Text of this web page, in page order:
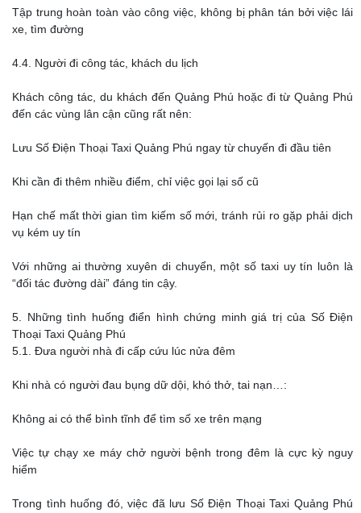
Tập trung hoàn toàn vào công việc, không bị phân tán bởi việc lái
xe, tìm đường
4.4. Người đi công tác, khách du lịch
Khách công tác, du khách đến Quảng Phú hoặc đi từ Quảng Phú
đến các vùng lân cận cũng rất nên:
Lưu Số Điện Thoại Taxi Quảng Phú ngay từ chuyến đi đầu tiên
Khi cần đi thêm nhiều điểm, chỉ việc gọi lại số cũ
Hạn chế mất thời gian tìm kiếm số mới, tránh rủi ro gặp phải dịch
vụ kém uy tín
Với những ai thường xuyên di chuyển, một số taxi uy tín luôn là
“đối tác đường dài” đáng tin cậy.
5. Những tình huống điển hình chứng minh giá trị của Số Điện
Thoại Taxi Quảng Phú
5.1. Đưa người nhà đi cấp cứu lúc nửa đêm
Khi nhà có người đau bụng dữ dội, khó thở, tai nạn…:
Không ai có thể bình tĩnh để tìm số xe trên mạng
Việc tự chạy xe máy chở người bệnh trong đêm là cực kỳ nguy
hiểm
Trong tình huống đó, việc đã lưu Số Điện Thoại Taxi Quảng Phú